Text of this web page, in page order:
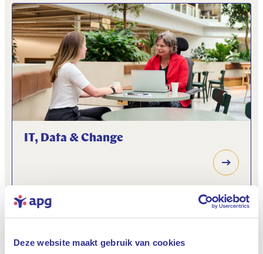
Deze website maakt gebruik van cookies
IT, Data & Change